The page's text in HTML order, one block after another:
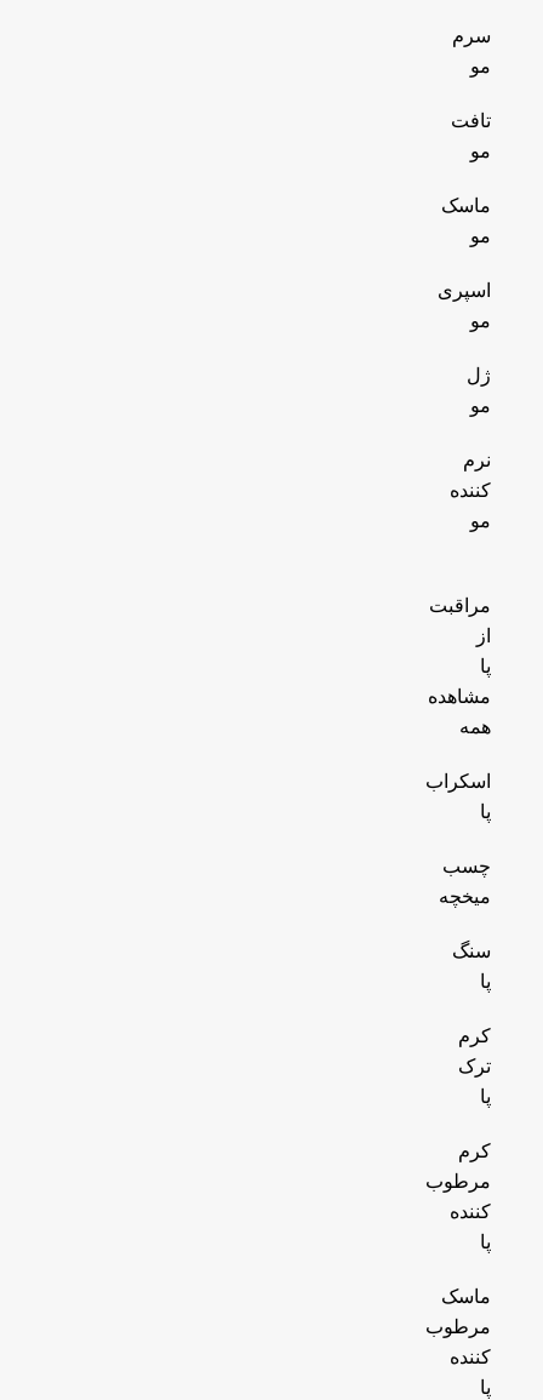
سرم
مو
تافت
مو
ماسک
مو
اسپری
مو
ژل
مو
نرم
کننده
مو
مراقبت
از
پا
مشاهده
همه
اسکراب
پا
چسب
میخچه
سنگ
پا
کرم
ترک
پا
کرم
مرطوب
کننده
پا
ماسک
مرطوب
کننده
پا